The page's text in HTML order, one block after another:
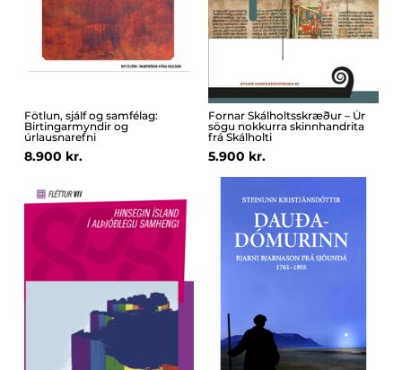
Fötlun, sjálf og samfélag:
Birtingarmyndir og
úrlausnarefni
8.900 kr.
Fornar Skálholtsskræður – Úr
sögu nokkurra skinnhandrita
frá Skálholti
5.900 kr.